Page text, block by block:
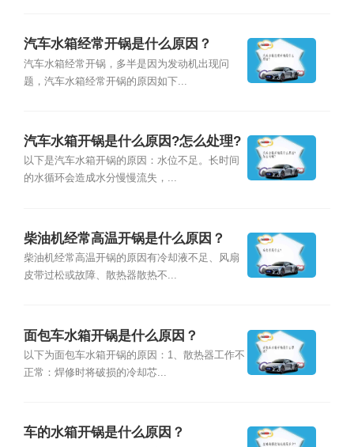
汽车水箱经常开锅是什么原因？
汽车水箱经常开锅，多半是因为发动机出现问
题，汽车水箱经常开锅的原因如下...
汽车水箱开锅是什么原因?怎么处理?
以下是汽车水箱开锅的原因：水位不足。长时间
的水循环会造成水分慢慢流失，...
柴油机经常高温开锅是什么原因？
柴油机经常高温开锅的原因有冷却液不足、风扇
皮带过松或故障、散热器散热不...
面包车水箱开锅是什么原因？
以下为面包车水箱开锅的原因：1、散热器工作不
正常：焊修时将破损的冷却芯...
车的水箱开锅是什么原因？